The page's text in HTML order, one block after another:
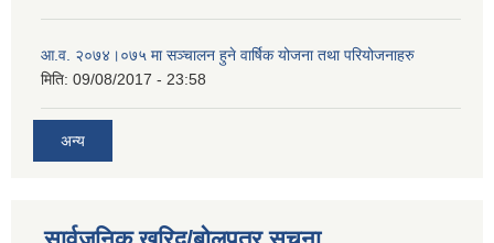
आ.व. २०७४।०७५ मा सञ्चालन हुने वार्षिक योजना तथा परियोजनाहरु
मिति: 09/08/2017 - 23:58
अन्य